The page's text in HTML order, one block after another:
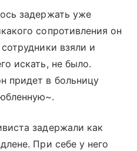
задержать уже
сопротивления он
взяли и
искать, не было.
придет в больницу
задержали как
При себе у него